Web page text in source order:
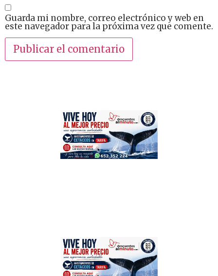
Guarda mi nombre, correo electrónico y web en
este navegador para la próxima vez que comente.